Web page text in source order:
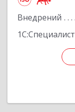
Внедрений
1С:Специалист